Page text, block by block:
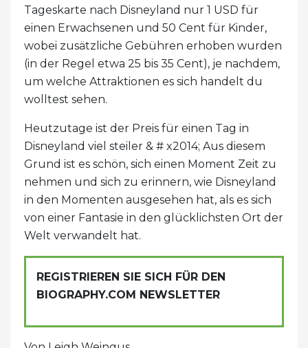
Tageskarte nach Disneyland nur 1 USD für
einen Erwachsenen und 50 Cent für Kinder,
wobei zusätzliche Gebühren erhoben wurden
(in der Regel etwa 25 bis 35 Cent), je nachdem,
um welche Attraktionen es sich handelt du
wolltest sehen.
Heutzutage ist der Preis für einen Tag in
Disneyland viel steiler & # x2014; Aus diesem
Grund ist es schön, sich einen Moment Zeit zu
nehmen und sich zu erinnern, wie Disneyland
in den Momenten ausgesehen hat, als es sich
von einer Fantasie in den glücklichsten Ort der
Welt verwandelt hat.
REGISTRIEREN SIE SICH FÜR DEN
BIOGRAPHY.COM NEWSLETTER